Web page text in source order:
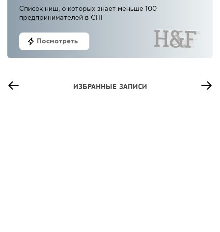
Список ниш, о которых знает меньше 100
предпринимателей в СНГ
Посмотреть
ИЗБРАННЫЕ ЗАПИСИ